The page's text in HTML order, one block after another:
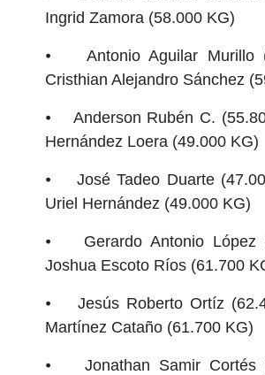
Ingrid Zamora (58.000 KG)
⦁ Antonio Aguilar Murillo
Cristhian Alejandro Sánchez
⦁ Anderson Rubén C.
Hernández Loera (49.000 KG)
⦁ José Tadeo Duarte
Uriel Hernández (49.000 KG)
⦁ Gerardo Antonio López
Joshua Escoto Ríos (61.700
⦁ Jesús Roberto Ortíz
Martínez Cataño (61.700 KG)
⦁ Jonathan Samir Cortés